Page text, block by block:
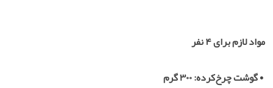
مواد لازم برای۴نفر
•گوشت چرخ‌کرده:۳۰۰گرم